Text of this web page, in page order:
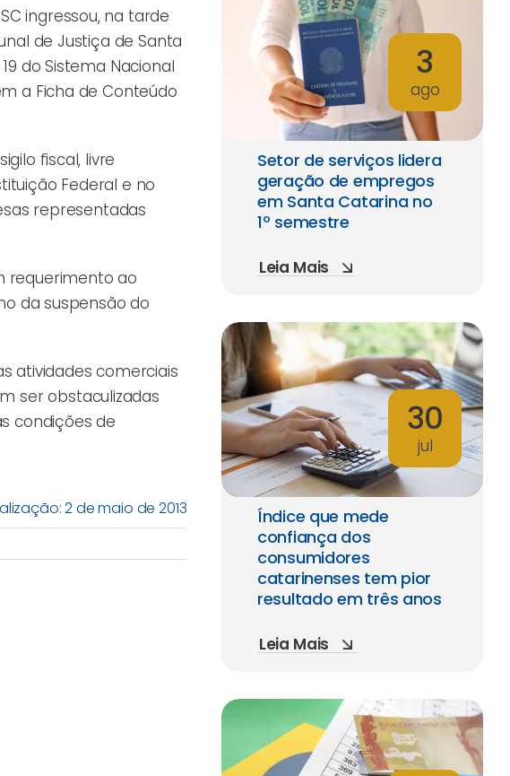
ingressou, na tarde
de Justiça de Santa
do Sistema Nacional
a Ficha de Conteúdo
fiscal, livre
Federal e no
representadas
requerimento ao
da suspensão do
atividades comerciais
ser obstaculizadas
condições de
2 de maio de 2013
3
ago
Setor de serviços lidera
geração de empregos
em Santa Catarina no
1º semestre
Leia Mais
30
jul
Índice que mede
confiança dos
consumidores
catarinenses tem pior
resultado em três anos
Leia Mais